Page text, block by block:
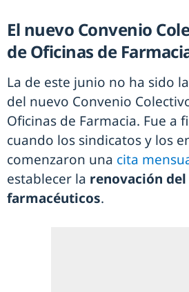
El nuevo Convenio
de Oficinas de
La de este junio no ha sido
del nuevo Convenio
Oficinas de Farmacia. Fue a
cuando los sindicatos y los
comenzaron una cita
establecer la renovación
farmacéuticos.